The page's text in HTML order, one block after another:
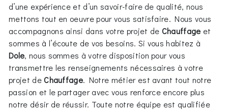
d’une expérience et d’un savoir-faire de qualité, nous
mettons tout en oeuvre pour vous satisfaire. Nous vous
accompagnons ainsi dans votre projet de Chauffage et
sommes à l’écoute de vos besoins. Si vous habitez à
Dole, nous sommes à votre disposition pour vous
transmettre les renseignements nécessaires à votre
projet deChauffage. Notre métier est avant tout notre
passion et le partager avec vous renforce encore plus
notre désir de réussir. Toute notre équipe est qualifiée